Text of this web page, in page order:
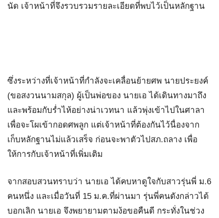
นัด เจ้าหน้าที่จึงรวบรวมรายละเอียดที่พบไว้เป็นหลักฐาน
ซึ่งระหว่างที่เจ้าหน้าที่กำลังจะเคลื่อนย้ายศพ นายประยงค์
(ขอสงวนนามสกุล) ผู้เป็นพ่อของ นายเอ ได้เดินทางมาถึง
และพร้อมกับร่ำไห้อย่างน่าเวทนา แล้วพุ่งเข้าไปในศาลา
เพื่อจะโผเข้ากอดศพลูก แต่เจ้าหน้าที่ต้องกันไว้นื่องจาก
เก็บหลักฐานไม่แล้วเสร็จ ก่อนจะพาตัวไปสภ.ถลาง เพื่อ
ให้การกับเจ้าหน้าที่เพิ่มเติม
จากสอบสวนทราบว่า นายเอ ได้คบหาดูใจกับสาวรุ่นพี่ ม.6
คนหนึ่ง และเมื่อวันที่ 15 ม.ค.ที่ผ่านมา รุ่นพี่คนดังกล่าวได้
บอกเลิก นายเอ จึงพยายามตามง้อขอคืนดี กระทั่งในช่วง